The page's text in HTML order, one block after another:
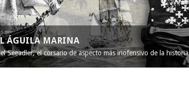
ÁGUILA MARINA
Seeadler, el corsario de aspecto más inofensivo de la historia